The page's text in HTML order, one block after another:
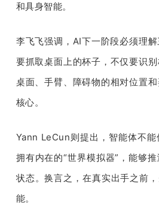
和具身智能。
李飞飞强调，AI下一阶段必须理
要抓取桌面上的杯子，不仅要识
桌面、手臂、障碍物的相对位置
核心。
Yann LeCun则提出，智能体不
拥有内在的“世界模拟器”，能够
状态。换言之，在真实出手之前
能。